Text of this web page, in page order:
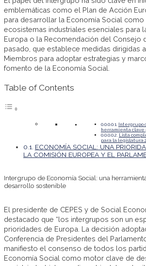
emblemáticas como el Plan de Acción
para desarrollar la Economía Social
ecosistemas industriales esenciales para
Europa o la Recomendación del Consejo
pasado, que establece medidas dirigidas
Miembros para adoptar estrategias y
fomento de la Economía Social.
Table of Contents
Intergrupo
herramienta clave
Lista
para la legislatura
ECONOMÍA SOCIAL: UNA
LA COMISIÓN EUROPEA Y EL
Intergrupo de Economía Social: una
desarrollo sostenible
El presidente de CEPES y de Social
destacado que “los intergrupos son un
prioridades de Europa. La decisión
Conferencia de Presidentes del
manifiesto el consenso de todos los
Economía Social como motor clave de